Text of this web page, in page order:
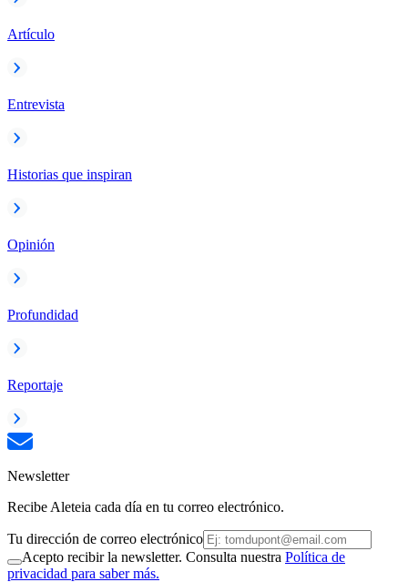
Artículo
Entrevista
Historias que inspiran
Opinión
Profundidad
Reportaje
Newsletter
Recibe Aleteia cada día en tu correo electrónico.
Tu dirección de correo electrónico
Acepto recibir la newsletter. Consulta nuestra Política de
privacidad para saber más.